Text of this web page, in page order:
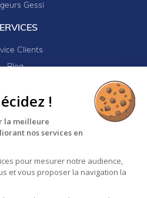
!
la meilleure
nos services en
pour mesurer notre audience,
et vous proposer la navigation la
Gessi
Clients
Blog
téléchargements
projets
EJ32